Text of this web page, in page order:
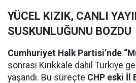
YÜCEL KIZIK, CANLI
SUSKUNLUĞUNU BOZDU
Cumhuriyet Halk Partisi’nde
sonrası Kırıkkale dahil Türkiye
yaşandı. Bu süreçte CHP eski İl